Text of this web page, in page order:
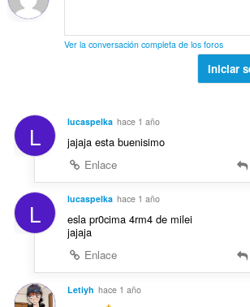
Ver la conversación completa de los foros
Iniciar
L lucaspelka hace 1 año
jajaja esta buenisimo
Enlace
L lucaspelka hace 1 año
esla pr0cima 4rm4 de milei
jajaja
Enlace
Letiyh hace 1 año